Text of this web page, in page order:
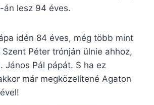
án lesz 94 éves.
idén 84 éves, még több mint
Szent Péter trónján ülnie ahhoz,
János Pál pápát. S ha ez
már megközelítené Agaton